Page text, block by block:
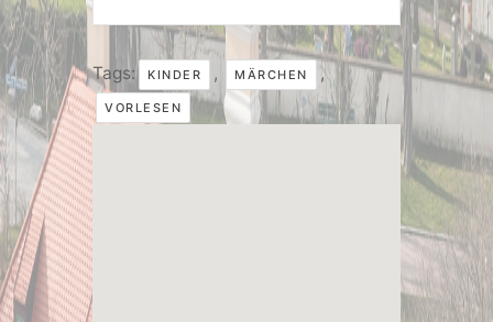
Tags: KINDER , MÄRCHEN ,
VORLESEN